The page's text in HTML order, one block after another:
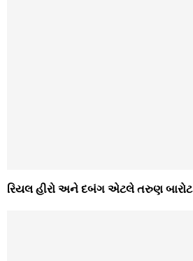
રિયલ હીરો અને દબંગ એટલે તરુણ બારોટ